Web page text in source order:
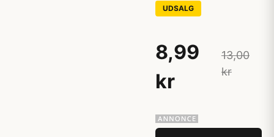
UDSALG
8,99
kr
13,00
kr